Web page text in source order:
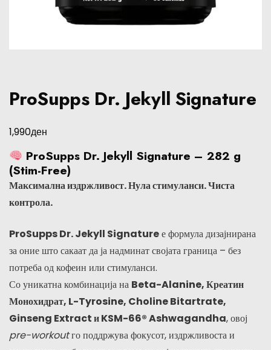
ProSupps Dr. Jekyll Signature
1,990ден
ProSupps Dr. Jekyll Signature – 282 g
(Stim-Free)
Максимална издржливост. Нула стимуланси. Чиста
контрола.
ProSupps Dr. Jekyll Signatureе формула дизајнирана
за оние што сакаат да ја надминат својата граница – без
потреба од кофеин или стимуланси.
Со уникатна комбинација на Beta-Alanine, Креатин
Монохидрат, L-Tyrosine, Choline Bitartrate,
Ginseng Extract и KSM-66® Ashwagandha, овој
pre-workoutго поддржува фокусот, издржливоста и